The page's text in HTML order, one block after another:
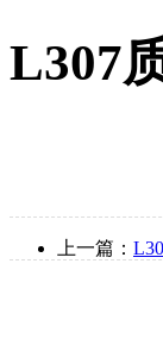
L307
上一篇：